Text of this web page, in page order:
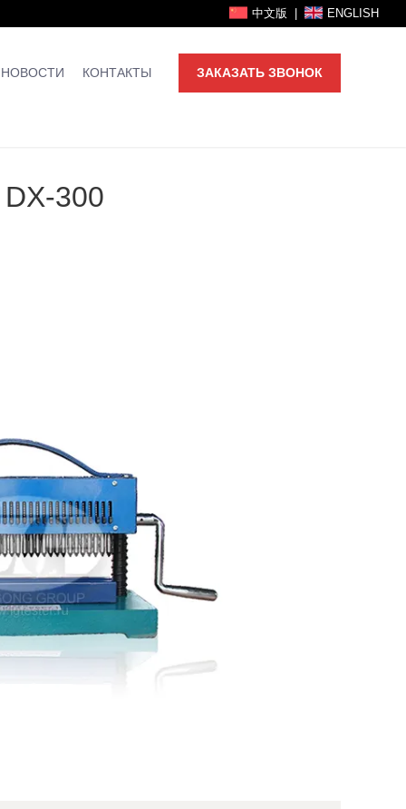
中文版 ENGLISH
НОВОСТИ КОНТАКТЫ ЗАКАЗАТЬ ЗВОНОК
300